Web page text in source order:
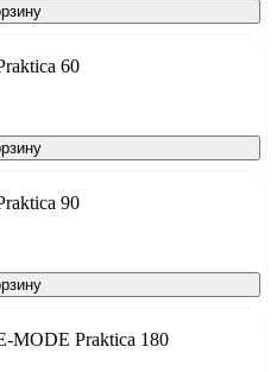
60
90
MODE Praktica 180